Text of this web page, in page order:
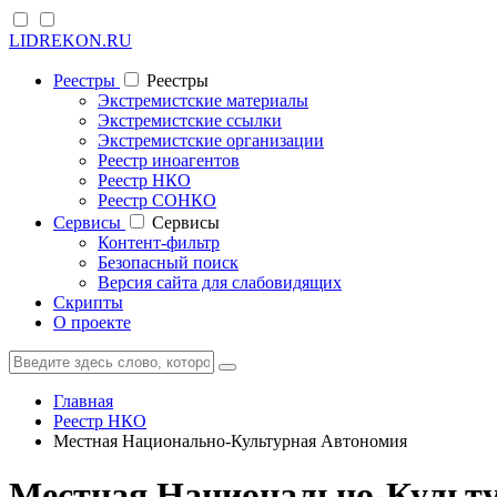
LIDREKON.RU
Реестры
Реестры
Экстремистские материалы
Экстремистские ссылки
Экстремистские организации
Реестр иноагентов
Реестр НКО
Реестр СОНКО
Cервисы
Cервисы
Контент-фильтр
Безопасный поиск
Версия сайта для слабовидящих
Скрипты
О проекте
Главная
Реестр НКО
Местная Национально-Культурная Автономия